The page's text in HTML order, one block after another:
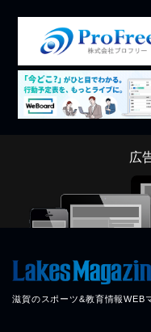
広
滋賀のスポーツ&教育情報WEB